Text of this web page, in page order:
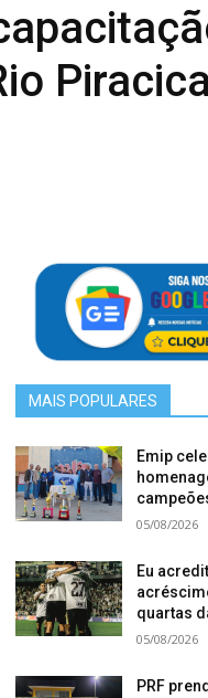
MAIS POPULARES
Emip
05/08/2026
Eu
quartas
05/08/2026
PRF